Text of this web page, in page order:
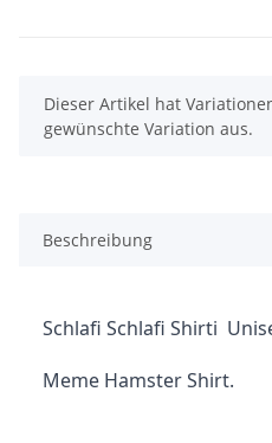
x
Dieser Artikel hat
gewünschte Variation aus.
Beschreibung
Schlafi Schlafi Shirti
Meme Hamster Shirt.